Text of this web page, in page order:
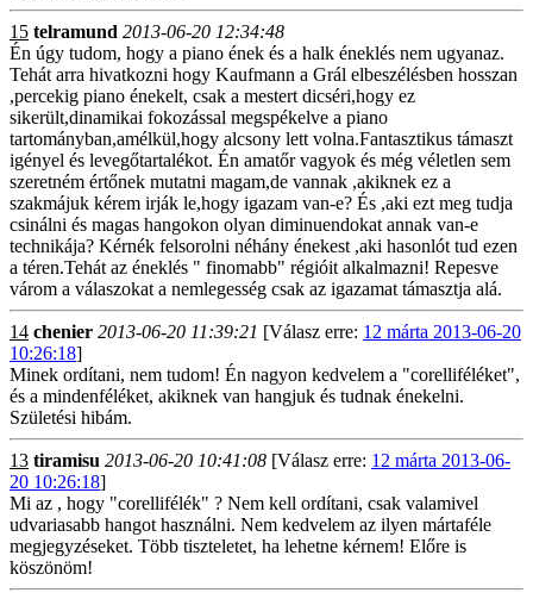
15 telramund 2013-06-20 12:34:48
Én úgy tudom, hogy a piano ének és a halk éneklés nem ugyanaz.
Tehát arra hivatkozni hogy Kaufmann a Grál elbeszélésben hosszan
,percekig piano énekelt, csak a mestert dicséri,hogy ez
sikerült,dinamikai fokozással megspékelve a piano
tartományban,amélkül,hogy alcsony lett volna.Fantasztikus támaszt
igényel és levegőtartalékot. Én amatőr vagyok és még véletlen sem
szeretném értőnek mutatni magam,de vannak ,akiknek ez a
szakmájuk kérem irják le,hogy igazam van-e? És ,aki ezt meg tudja
csinálni és magas hangokon olyan diminuendokat annak van-e
technikája? Kérnék felsorolni néhány énekest ,aki hasonlót tud ezen
a téren.Tehát az éneklés " finomabb" régióit alkalmazni! Repesve
várom a válaszokat a nemlegesség csak az igazamat támasztja alá.
14 chenier 2013-06-20 11:39:21 [Válasz erre: 12 márta 2013-06-20
10:26:18]
Minek ordítani, nem tudom! Én nagyon kedvelem a "corelliféléket",
és a mindenféléket, akiknek van hangjuk és tudnak énekelni.
Születési hibám.
13 tiramisu 2013-06-20 10:41:08 [Válasz erre: 12 márta 2013-06-
20 10:26:18]
Mi az , hogy "corellifélék" ? Nem kell ordítani, csak valamivel
udvariasabb hangot használni. Nem kedvelem az ilyen mártaféle
megjegyzéseket. Több tiszteletet, ha lehetne kérnem! Előre is
köszönöm!